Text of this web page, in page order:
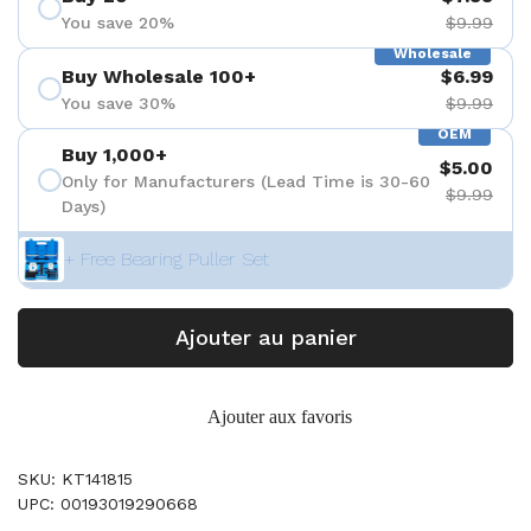
You save 20% $9.99
Wholesale
Buy Wholesale 100+
You save 30%
$6.99
$9.99
OEM
Buy 1,000+
Only for Manufacturers (Lead Time is 30-60
Days)
$5.00
$9.99
+ Free Bearing Puller Set
Ajouter au panier
Ajouter aux favoris
SKU: KT141815
UPC: 00193019290668